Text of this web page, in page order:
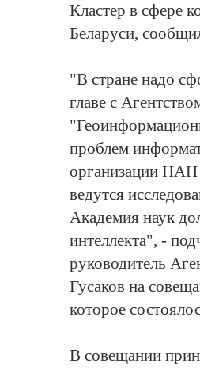
Кластер в сфере
Беларуси,
"В стране надо
главе с
проблем
организации НАН
ведутся
Академия наук
интеллекта", -
руководитель
Гусаков на
которое
В совещании